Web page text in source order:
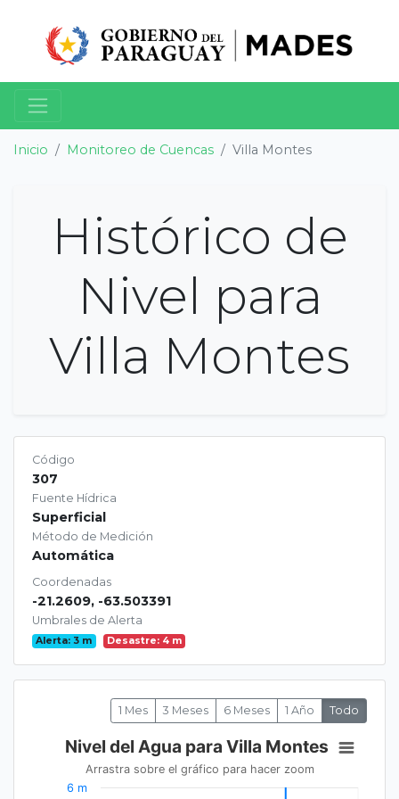
Inicio Monitoreo de Cuencas Villa Montes
Histórico de
Nivel para
Villa Montes
Código
307
Fuente Hídrica
Superficial
Método de Medición
Automática
Coordenadas
-21.2609, -63.503391
Umbrales de Alerta
Alerta: 3 m Desastre: 4 m
1 Mes 3 Meses 6 Meses 1 Año Todo
Line chart with 1827 data points.
Arrastra sobre el gráfico para hacer zoom
Nivel del Agua para Villa Montes
Arrastra sobre el gráfico para hacer zoom
6 m